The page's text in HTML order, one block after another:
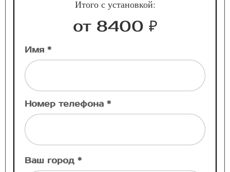
Итого с установкой:
от 8400 ₽
Имя *
Номер телефона *
Ваш город *